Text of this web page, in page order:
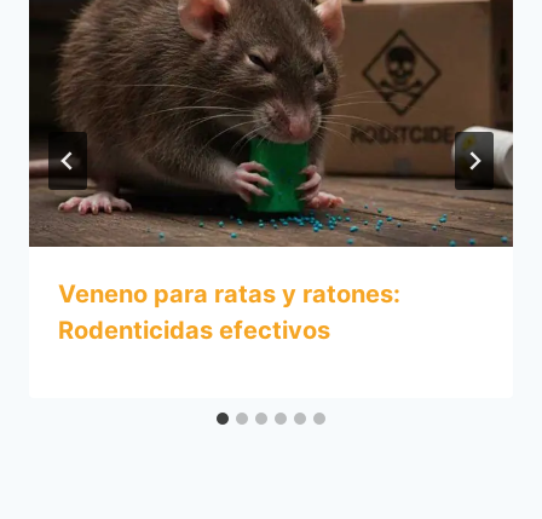
Veneno para ratas y ratones:
Rodenticidas efectivos